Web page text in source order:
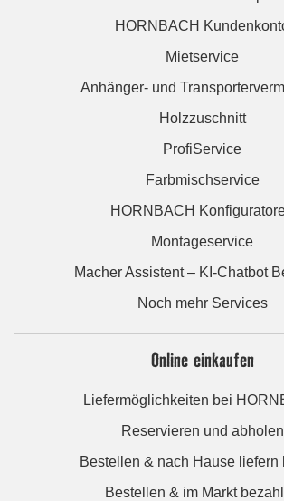
HORNBACH
Mietservice
Anhänger- und
Holzzuschnitt
ProfiService
Farbmischservice
HORNBACH
Montageservice
Macher Assistent – KI-Chatbot
Noch mehr Services
Online einkaufen
Liefermöglichkeiten bei
Reservieren und abholen
Bestellen & nach Hause liefern
Bestellen & im Markt